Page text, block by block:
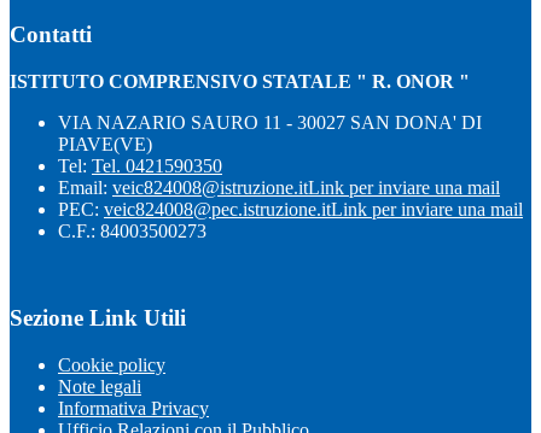
Contatti
ISTITUTO COMPRENSIVO STATALE " R. ONOR "
VIA NAZARIO SAURO 11 - 30027 SAN DONA' DI
PIAVE(VE)
Tel: Tel. 0421590350
Email: veic824008@istruzione.itLink per inviare una mail
PEC: veic824008@pec.istruzione.itLink per inviare una mail
C.F.: 84003500273
Sezione Link Utili
Cookie policy
Note legali
Informativa Privacy